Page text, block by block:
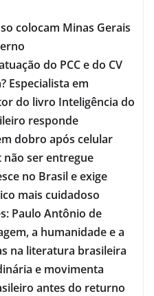
colocam Minas Gerais
do PCC e do CV
Especialista em
do livro Inteligência do
responde
dobro após celular
ser entregue
no Brasil e exige
mais cuidadoso
Paulo Antônio de
a humanidade e a
na literatura brasileira
e movimenta
antes do returno